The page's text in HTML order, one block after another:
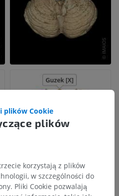
plików
plików Cookie
korzystają z plików
w szczególności do
Pliki Cookie pozwalają